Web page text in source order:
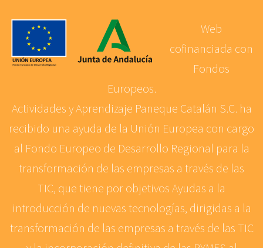
Web
cofinanciada con
Fondos
Europeos.
Actividades y Aprendizaje Paneque Catalán S.C. ha
recibido una ayuda de la Unión Europea con cargo
al Fondo Europeo de Desarrollo Regional para la
transformación de las empresas a través de las
TIC, que tiene por objetivos Ayudas a la
introducción de nuevas tecnologías, dirigidas a la
transformación de las empresas a través de las TIC